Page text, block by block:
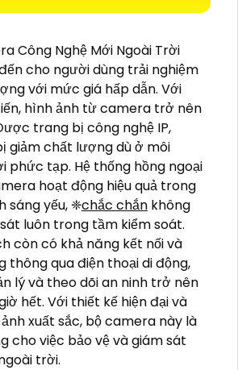
Công Nghệ Mới Ngoài Trời
cho người dùng trải nghiệm
với mức giá hấp dẫn. Với
hình ảnh từ camera trở nên
trang bị công nghệ IP,
giảm chất lượng dù ở môi
phức tạp. Hệ thống hồng ngoại
hoạt động hiệu quả trong
sáng yếu, ❈chắc chắn không
luôn trong tầm kiểm soát.
còn có khả năng kết nối và
thông qua điện thoại di động,
lý và theo dõi an ninh trở nên
hết. Với thiết kế hiện đại và
xuất sắc, bộ camera này là
cho việc bảo vệ và giám sát
trời.